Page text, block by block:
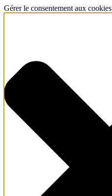
Gérer le consentement aux cookies